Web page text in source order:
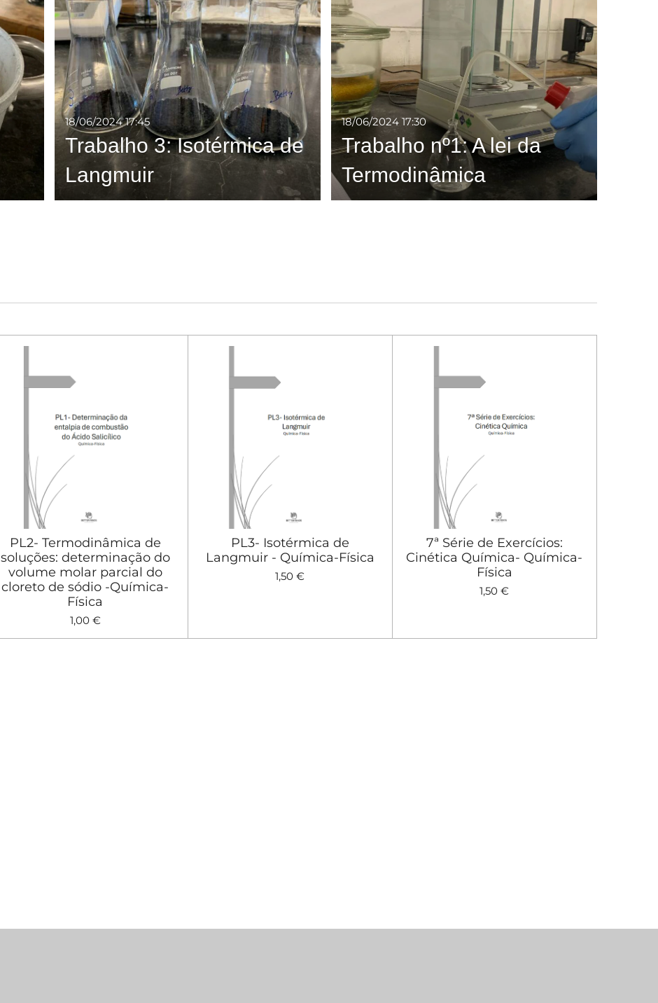
Trabalho 3: Isotérmica de
Langmuir
18/06/2024 17:45
Trabalho nº1: A lei da
Termodinâmica
18/06/2024 17:30
PL2- Termodinâmica de
soluções: determinação do
volume molar parcial do
cloreto de sódio -Química-
Física
1,00 €
PL3- Isotérmica de
Langmuir - Química-Física
1,50 €
7ª Série de Exercícios:
Cinética Química- Química-
Física
1,50 €